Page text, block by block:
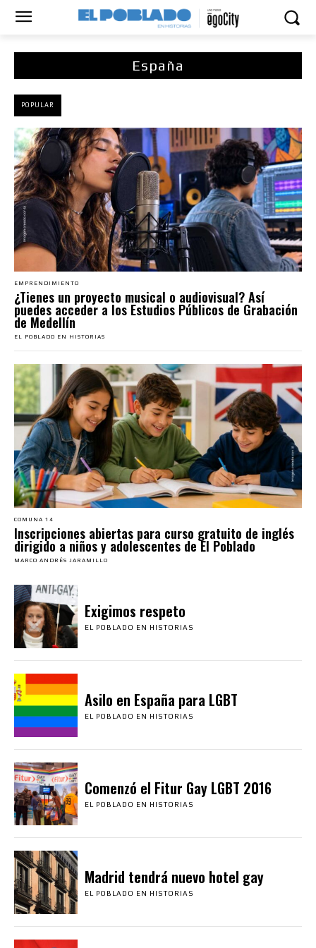
España
POPULAR
EMPRENDIMIENTO
¿Tienes un proyecto musical o audiovisual? Así
puedes acceder a los Estudios Públicos de Grabación
de Medellín
EL POBLADO EN HISTORIAS
COMUNA 14
Inscripciones abiertas para curso gratuito de inglés
dirigido a niños y adolescentes de El Poblado
MARCO ANDRÉS JARAMILLO
Exigimos respeto
EL POBLADO EN HISTORIAS
Asilo en España para LGBT
EL POBLADO EN HISTORIAS
Comenzó el Fitur Gay LGBT 2016
EL POBLADO EN HISTORIAS
Madrid tendrá nuevo hotel gay
EL POBLADO EN HISTORIAS